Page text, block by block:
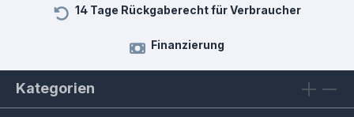
14 Tage Rückgaberecht für Verbraucher
Finanzierung
Kategorien